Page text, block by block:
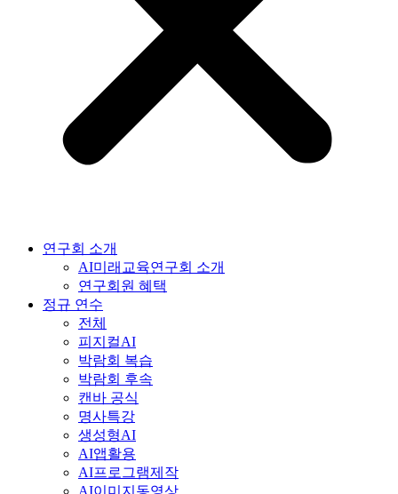
연구회 소개
AI미래교육연구회 소개
연구회원 혜택
정규 연수
전체
피지컬AI
박람회 복습
박람회 후속
캔바 공식
명사특강
생성형AI
AI앱활용
AI프로그램제작
AI이미지동영상